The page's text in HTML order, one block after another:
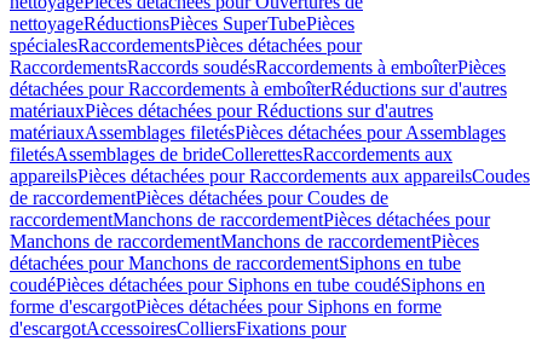
nettoyageRéductionsPièces SuperTubePièces
spécialesRaccordementsPièces détachées pour
RaccordementsRaccords soudésRaccordements à emboîterPièces
détachées pour Raccordements à emboîterRéductions sur d'autres
matériauxPièces détachées pour Réductions sur d'autres
matériauxAssemblages filetésPièces détachées pour Assemblages
filetésAssemblages de brideCollerettesRaccordements aux
appareilsPièces détachées pour Raccordements aux appareilsCoudes
de raccordementPièces détachées pour Coudes de
raccordementManchons de raccordementPièces détachées pour
Manchons de raccordementManchons de raccordementPièces
détachées pour Manchons de raccordementSiphons en tube
coudéPièces détachées pour Siphons en tube coudéSiphons en
forme d'escargotPièces détachées pour Siphons en forme
d'escargotAccessoiresColliersFixations pour